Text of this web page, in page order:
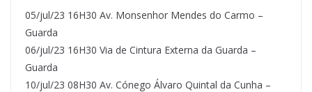
05/jul/23 16H30 Av. Monsenhor Mendes do Carmo –
Guarda
06/jul/23 16H30 Via de Cintura Externa da Guarda –
Guarda
10/jul/23 08H30 Av. Cónego Álvaro Quintal da Cunha –